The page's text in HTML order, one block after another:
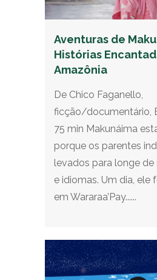
Aventuras de
Histórias
Amazônia
De Chico Faganello,
ficção/documentário,
75 min Makunáima
porque os parentes
levados para longe de
e idiomas. Um dia, ele
em Wararaa’Pay......